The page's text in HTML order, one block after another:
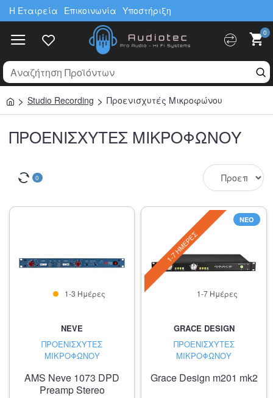
Η Εταιρεία Επικοινωνία Υποστήριξη
0
Studio Recording Προενισχυτές Μικροφώνου
ΠΡΟΕΝΙΣΧΥΤΈΣ ΜΙΚΡΟΦΏΝΟΥ
0
NEVE
ΠΡΟΕΝΙΣΧΥΤΈΣ
ΜΙΚΡΟΦΏΝΟΥ
AMS Neve 1073 DPD
Preamp Stereo
1-3 Ημέρες
ΝΈΟ
1-7 ΗΜΈΡΕΣ
GRACE DESIGN
ΠΡΟΕΝΙΣΧΥΤΈΣ
ΜΙΚΡΟΦΏΝΟΥ
Grace Design m201 mk2
1-7 Ημέρες